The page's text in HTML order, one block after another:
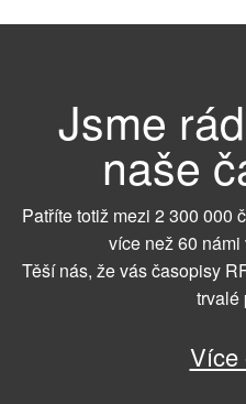
Jsme
naše
Patříte totiž mezi 2 300 000
více než 60
Těší nás, že vás časopisy
trvalé
Více